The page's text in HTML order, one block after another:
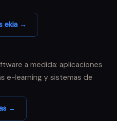
ekia →
a medida: aplicaciones
e-learning y sistemas de
→